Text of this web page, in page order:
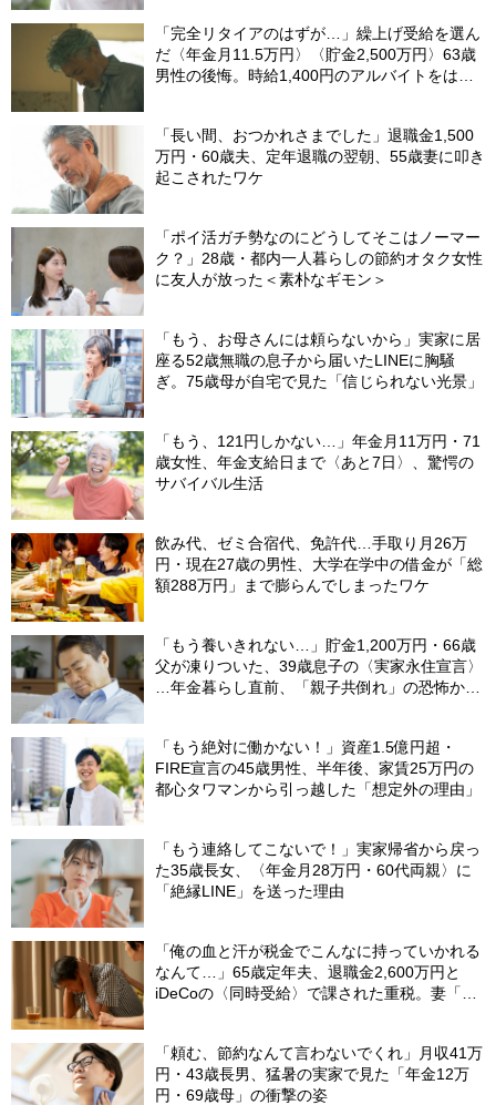
「完全リタイアのはずが…」繰上げ受給を選ん
だ〈年金月11.5万円〉〈貯金2,500万円〉63歳
男性の後悔。時給1,400円のアルバイトをはじ
「長い間、おつかれさまでした」退職金1,500
万円・60歳夫、定年退職の翌朝、55歳妻に叩き
起こされたワケ
「ポイ活ガチ勢なのにどうしてそこはノーマー
ク？」28歳・都内一人暮らしの節約オタク女性
に友人が放った＜素朴なギモン＞
「もう、お母さんには頼らないから」実家に居
座る52歳無職の息子から届いたLINEに胸騒
ぎ。75歳母が自宅で見た「信じられない光景」
「もう、121円しかない…」年金月11万円・71
歳女性、年金支給日まで〈あと7日〉、驚愕の
サバイバル生活
飲み代、ゼミ合宿代、免許代…手取り月26万
円・現在27歳の男性、大学在学中の借金が「総
額288万円」まで膨らんでしまったワケ
「もう養いきれない…」貯金1,200万円・66歳
父が凍りついた、39歳息子の〈実家永住宣言〉
…年金暮らし直前、「親子共倒れ」の恐怖から
「もう絶対に働かない！」資産1.5億円超・
FIRE宣言の45歳男性、半年後、家賃25万円の
都心タワマンから引っ越した「想定外の理由」
「もう連絡してこないで！」実家帰省から戻っ
た35歳長女、〈年金月28万円・60代両親〉に
「絶縁LINE」を送った理由
「俺の血と汗が税金でこんなに持っていかれる
なんて…」65歳定年夫、退職金2,600万円と
iDeCoの〈同時受給〉で課された重税。妻「慰
「頼む、節約なんて言わないでくれ」月収41万
円・43歳長男、猛暑の実家で見た「年金12万
円・69歳母」の衝撃の姿